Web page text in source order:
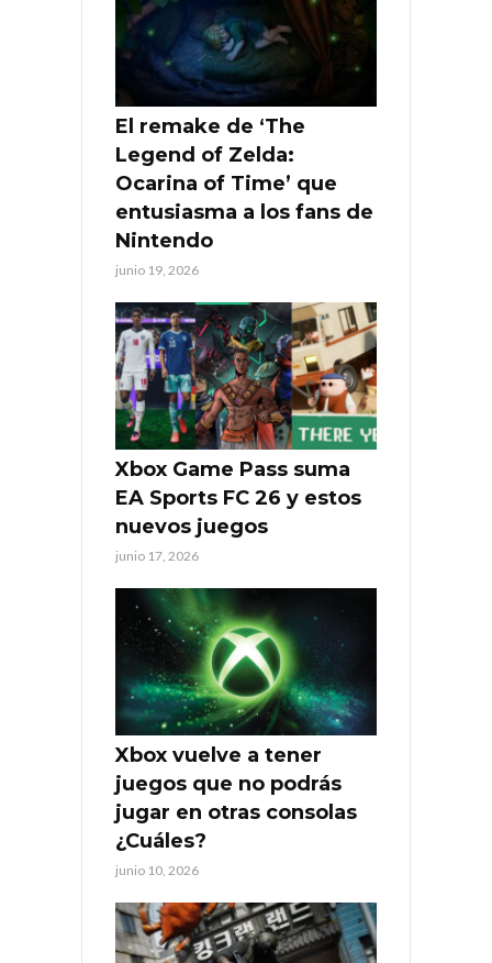
El remake de ‘The
Legend of Zelda:
Ocarina of Time’ que
entusiasma a los fans de
Nintendo
junio 19, 2026
Xbox Game Pass suma
EA Sports FC 26 y estos
nuevos juegos
junio 17, 2026
Xbox vuelve a tener
juegos que no podrás
jugar en otras consolas
¿Cuáles?
junio 10, 2026